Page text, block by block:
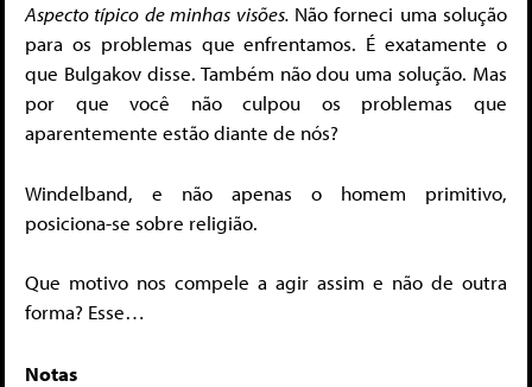
Aspecto típico de minhas visões. Não forneci uma solução
para os problemas que enfrentamos. É exatamente o
que Bulgakov disse. Também não dou uma solução. Mas
por que você não culpou os problemas que
aparentemente estão diante de nós?
Windelband, e não apenas o homem primitivo,
posiciona-se sobre religião.
Que motivo nos compele a agir assim e não de outra
forma? Esse…
Notas